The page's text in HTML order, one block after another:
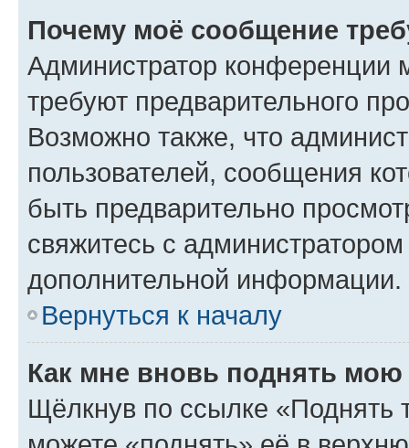
Почему моё сообщение
Администратор конференции
требуют предварительного
Возможно также, что
пользователей, сообщения
быть предварительно
свяжитесь с
дополнительной информации.
Вернуться к началу
Как мне вновь поднять мою
Щёлкнув по ссылке «Поднять